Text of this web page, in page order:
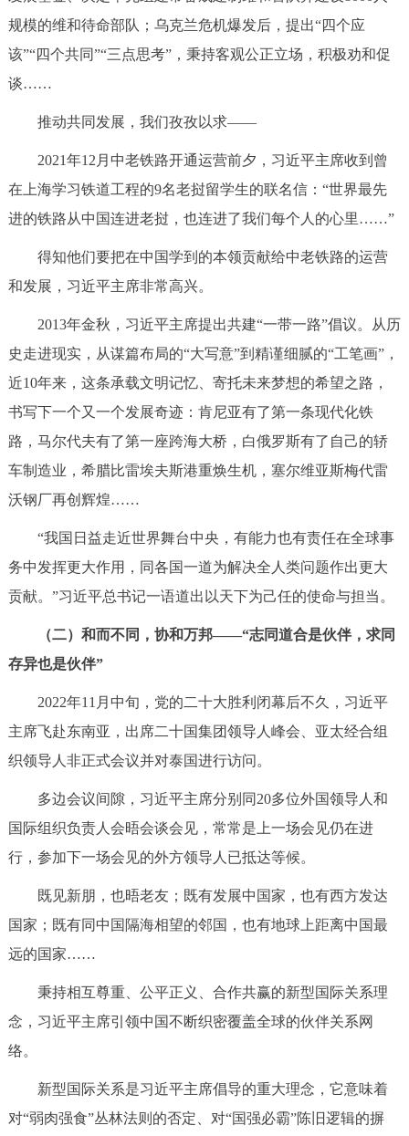
规模的维和待命部队；乌克兰危机爆发后，提出“四个应
该”“四个共同”“三点思考”，秉持客观公正立场，积极劝和促
谈……
推动共同发展，我们孜孜以求——
2021年12月中老铁路开通运营前夕，习近平主席收到曾
在上海学习铁道工程的9名老挝留学生的联名信：“世界最先
进的铁路从中国连进老挝，也连进了我们每个人的心里……”
得知他们要把在中国学到的本领贡献给中老铁路的运营
和发展，习近平主席非常高兴。
2013年金秋，习近平主席提出共建“一带一路”倡议。从历
史走进现实，从谋篇布局的“大写意”到精谨细腻的“工笔画”，
近10年来，这条承载文明记忆、寄托未来梦想的希望之路，
书写下一个又一个发展奇迹：肯尼亚有了第一条现代化铁
路，马尔代夫有了第一座跨海大桥，白俄罗斯有了自己的轿
车制造业，希腊比雷埃夫斯港重焕生机，塞尔维亚斯梅代雷
沃钢厂再创辉煌……
“我国日益走近世界舞台中央，有能力也有责任在全球事
务中发挥更大作用，同各国一道为解决全人类问题作出更大
贡献。”习近平总书记一语道出以天下为己任的使命与担当。
（二）和而不同，协和万邦——“志同道合是伙伴，求同
存异也是伙伴”
2022年11月中旬，党的二十大胜利闭幕后不久，习近平
主席飞赴东南亚，出席二十国集团领导人峰会、亚太经合组
织领导人非正式会议并对泰国进行访问。
多边会议间隙，习近平主席分别同20多位外国领导人和
国际组织负责人会晤会谈会见，常常是上一场会见仍在进
行，参加下一场会见的外方领导人已抵达等候。
既见新朋，也晤老友；既有发展中国家，也有西方发达
国家；既有同中国隔海相望的邻国，也有地球上距离中国最
远的国家……
秉持相互尊重、公平正义、合作共赢的新型国际关系理
念，习近平主席引领中国不断织密覆盖全球的伙伴关系网
络。
新型国际关系是习近平主席倡导的重大理念，它意味着
对“弱肉强食”丛林法则的否定、对“国强必霸”陈旧逻辑的摒